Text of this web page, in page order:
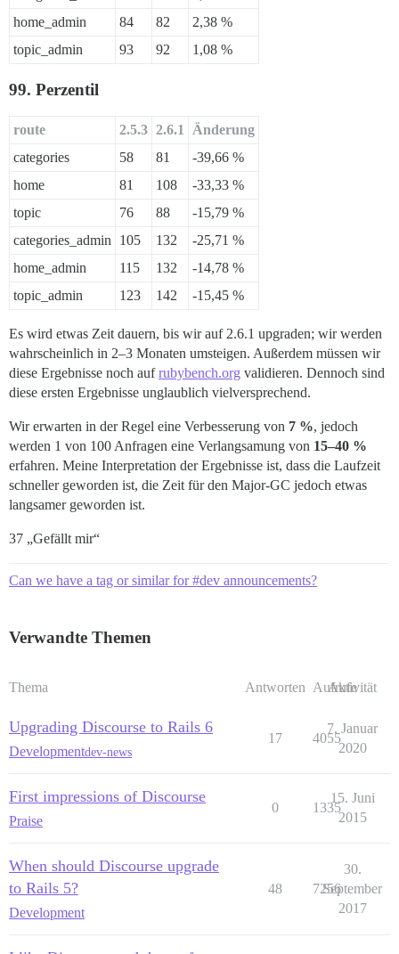
home_admin
84 82
2,38 %
topic_admin
93 92 1,08 %
99. Perzentil
route 2.5.3 2.6.1
Änderung
categories
58 81
-39,66 %
home
81 108
-33,33 %
topic
76 88
-15,79 %
categories_admin
105 132
-25,71 %
home_admin
115 132
-14,78 %
topic_admin
123 142 -15,45 %
Es wird etwas Zeit dauern, bis wir auf 2.6.1 upgraden; wir werden
wahrscheinlich in 2–3 Monaten umsteigen. Außerdem müssen wir
diese Ergebnisse noch aufrubybench.org validieren. Dennoch sind
diese ersten Ergebnisse unglaublich vielversprechend.
Wir erwarten in der Regel eine Verbesserung von 7 %, jedoch
werden 1 von 100 Anfragen eine Verlangsamung von 15–40 %
erfahren. Meine Interpretation der Ergebnisse ist, dass die Laufzeit
schneller geworden ist, die Zeit für den Major-GC jedoch etwas
langsamer geworden ist.
37 „Gefällt mir“
Can we have a tag or similar for #dev announcements?
Verwandte Themen
Thema Antworten Aufrufe
Aktivität
Upgrading Discourse to Rails 6
Developmentdev-news
17 4055
7. Januar
2020
First impressions of Discourse
Praise
0 1335
15. Juni
2015
When should Discourse upgrade
to Rails 5?
Development
48 7256
30.
September
2017